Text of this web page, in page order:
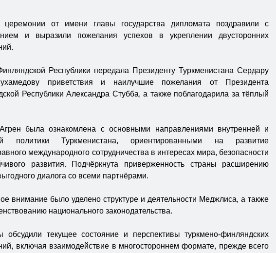
от имени главы государства дипломата поздравили с
и выразили пожелания успехов в укреплении двусторонних
Республики передала Президенту Туркменистана Сердару
приветствия и наилучшие пожелания от Президента
Республики Александра Стубба, а также поблагодарила за тёплый
была ознакомлена с основными направлениями внутренней и
политики Туркменистана, ориентированными на развитие
международного сотрудничества в интересах мира, безопасности
развития. Подчёркнута приверженность страны расширению
диалога со всеми партнёрами.
внимание было уделено структуре и деятельности Меджлиса, а также
национального законодательства.
обсудили текущее состояние и перспективы туркмено-финляндских
включая взаимодействие в многостороннем формате, прежде всего